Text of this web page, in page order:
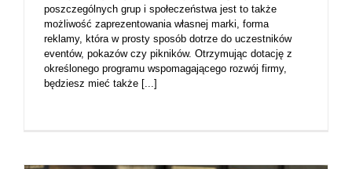
poszczególnych grup i społeczeństwa jest to także
możliwość zaprezentowania własnej marki, forma
reklamy, która w prosty sposób dotrze do uczestników
eventów, pokazów czy pikników. Otrzymując dotację z
określonego programu wspomagającego rozwój firmy,
będziesz mieć także [...]